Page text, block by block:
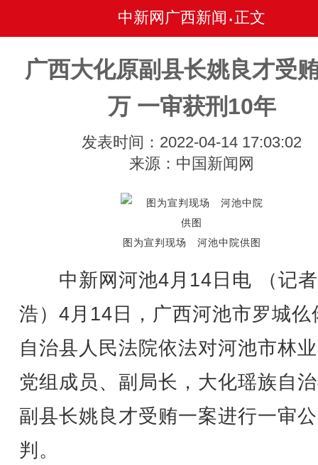
中新网广西新闻 • 正文
广西大化原副县长姚良才受
万 一审获刑10年
发表时间：2022-04-14 17:03:02
来源：中国新闻网
图为宣判现场 河池中院供图
中新网河池4月14日电 （记
浩）4月14日，广西河池市罗城仫
自治县人民法院依法对河池市林
党组成员、副局长，大化瑶族自
副县长姚良才受贿一案进行一审
判。